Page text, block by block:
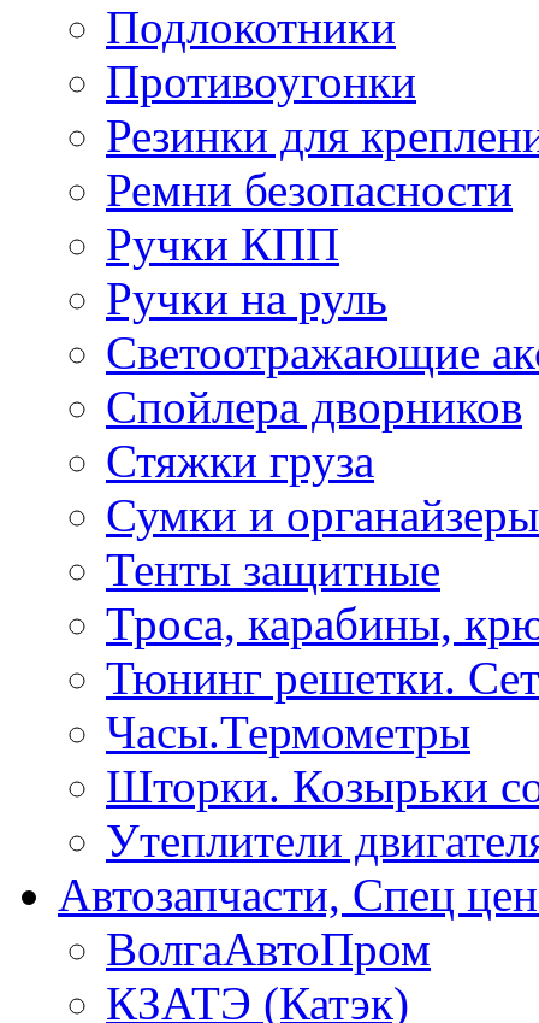
Подлокотники
Противоугонки
Резинки для
Ремни безопасности
Ручки КПП
Ручки на руль
Светоотражающие
Спойлера дворников
Стяжки груза
Сумки и органайзеры
Тенты защитные
Троса, карабины,
Тюнинг решетки.
Часы.Термометры
Шторки. Козырьки
Утеплители
Автозапчасти, Спец
ВолгаАвтоПром
КЗАТЭ (Катэк)